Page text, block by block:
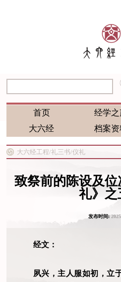
首页 经学
大六经
档案
大六经工程/礼三书/仪礼
致祭前的陈设及
礼》之
发布时间:
经文：
夙兴，主人服如初，立